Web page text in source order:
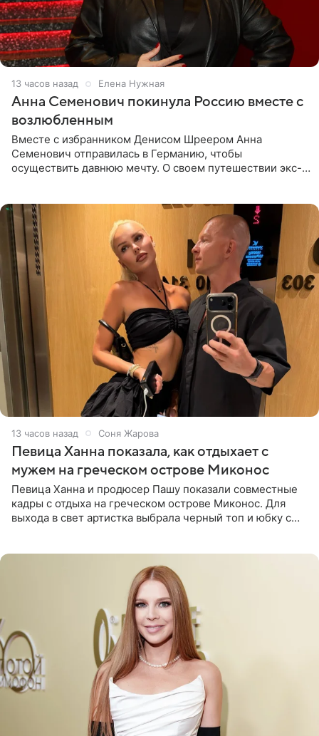
13 часов назад Елена Нужная
Анна Семенович покинула Россию вместе с
возлюбленным
Вместе с избранником Денисом Шреером Анна
Семенович отправилась в Германию, чтобы
осуществить давнюю мечту. О своем путешествии экс-
13 часов назад Соня Жарова
Певица Ханна показала, как отдыхает с
мужем на греческом острове Миконос
Певица Ханна и продюсер Пашу показали совместные
кадры с отдыха на греческом острове Миконос. Для
выхода в свет артистка выбрала черный топ и юбку с